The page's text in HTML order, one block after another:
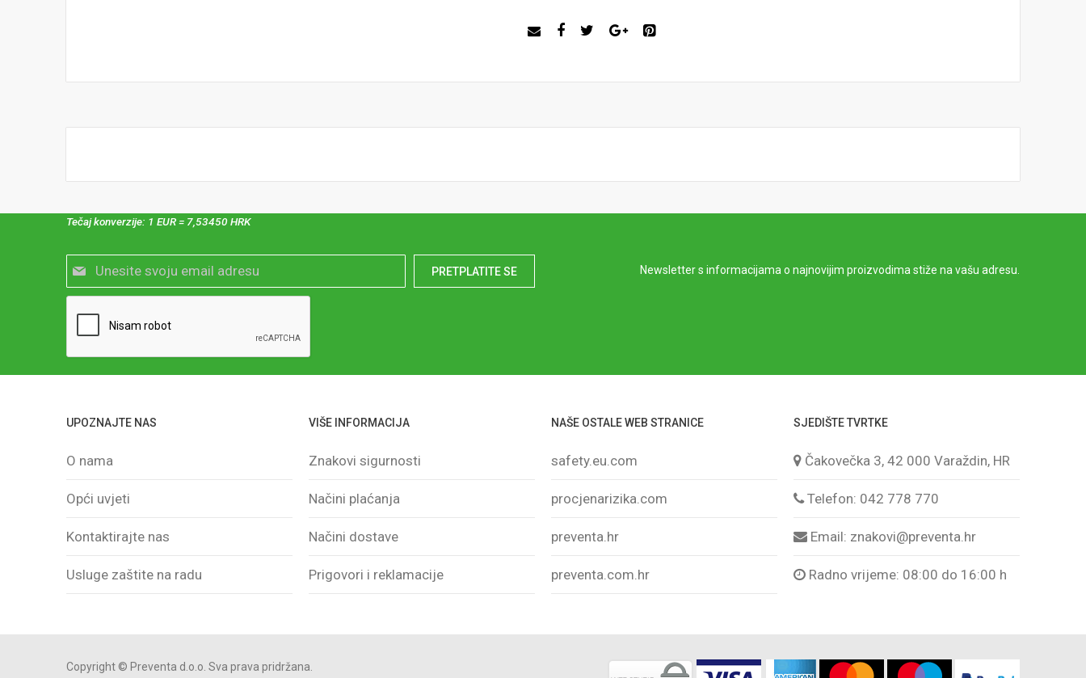
Tečaj konverzije: 1 EUR = 7,53450 HRK
Prijavite
se
PRETPLATITE SE Newsletter s informacijama o najnovijim proizvodima stiže na vašu adresu.
UPOZNAJTE NAS
O nama
Opći uvjeti
Kontaktirajte nas
Usluge zaštite na radu
VIŠE INFORMACIJA
Znakovi sigurnosti
Načini plaćanja
Načini dostave
Prigovori i reklamacije
NAŠE OSTALE WEB STRANICE
safety.eu.com
procjenarizika.com
preventa.hr
preventa.com.hr
SJEDIŠTE TVRTKE
Čakovečka 3, 42 000 Varaždin, HR
Telefon: 042 778 770
Email: znakovi@preventa.hr
Radno vrijeme: 08:00 do 16:00 h
Copyright © Preventa d.o.o. Sva prava pridržana.